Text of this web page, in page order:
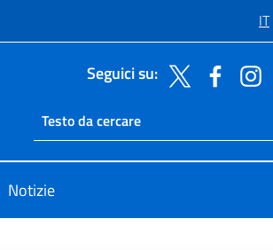
IT
Seguici su:
Ricerca sito live
Cerca nel sito
Notizie